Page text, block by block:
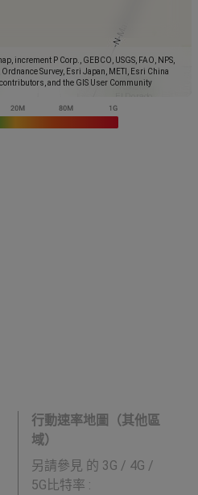
increment P Corp., GEBCO, USGS, FAO, NPS,
Survey, Esri Japan, METI, Esri China
and the GIS User Community
行動速率地圖（其他區
域）
另請參見 的 3G / 4G /
5G比特率 :